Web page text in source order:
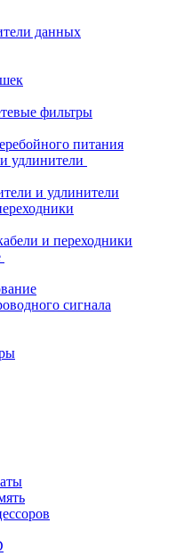
данных
фильтры
питания
удлинители
и удлинители
и переходники
сигнала